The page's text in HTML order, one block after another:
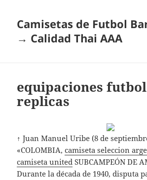
Camisetas de Futbol
→ Calidad Thai AAA
equipaciones
replicas
↑ Juan Manuel Uribe (8 de
«COLOMBIA,camiseta seleccion
camiseta united SUBCAMPEÓN DE
Durante la década de 1940, disputa